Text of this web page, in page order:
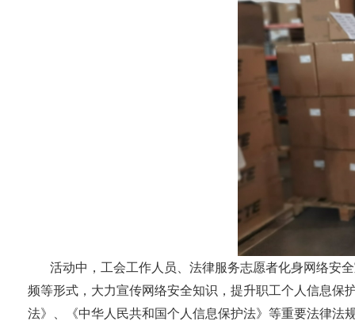
活动中，工会工作人员、法律服务志愿者化身网络安
频等形式，大力宣传网络安全知识，提升职工个人信息保
法》、《中华人民共和国个人信息保护法》等重要法律法